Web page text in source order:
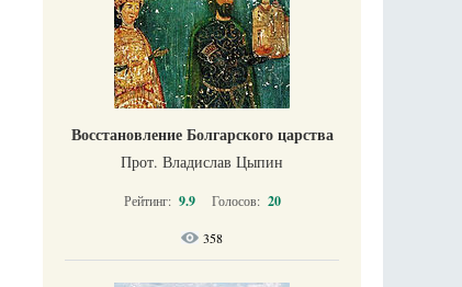
Восстановление Болгарского царства
Прот. Владислав Цыпин
Рейтинг: 9.9 Голосов: 20
358